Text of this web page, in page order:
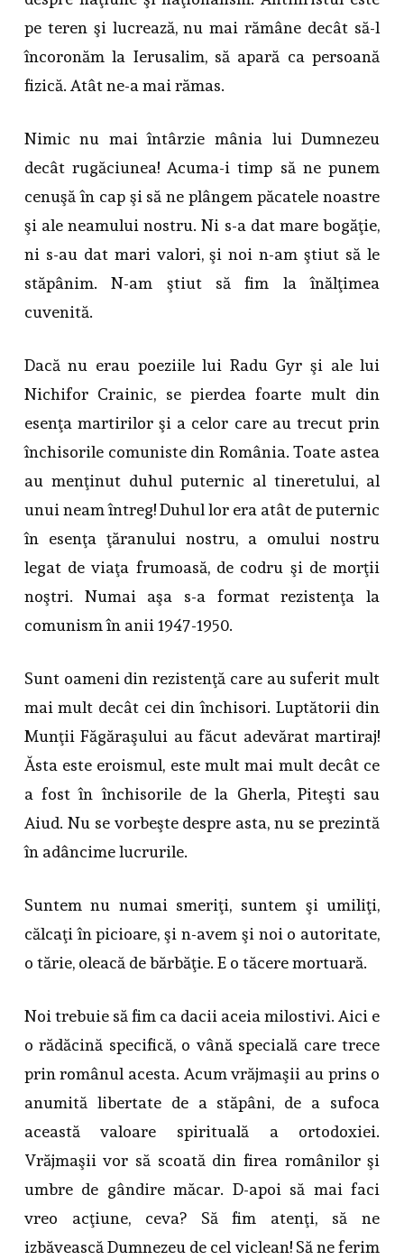
pe teren şi lucrează, nu mai rămâne decât să-l
încoronăm la Ierusalim, să apară ca persoană
fizică. Atât ne-a mai rămas.
Nimic nu mai întârzie mânia lui Dumnezeu
decât rugăciunea! Acuma-i timp să ne punem
cenuşă în cap şi să ne plângem păcatele noastre
şi ale neamului nostru. Ni s-a dat mare bogăţie,
ni s-au dat mari valori, şi noi n-am ştiut să le
stăpânim. N-am ştiut să fim la înălţimea
cuvenită.
Dacă nu erau poeziile lui Radu Gyr şi ale lui
Nichifor Crainic, se pierdea foarte mult din
esenţa martirilor şi a celor care au trecut prin
închisorile comuniste din România. Toate astea
au menţinut duhul puternic al tineretului, al
unui neam întreg! Duhul lor era atât de puternic
în esenţa ţăranului nostru, a omului nostru
legat de viaţa frumoasă, de codru şi de morţii
noştri. Numai aşa s-a format rezistenţa la
comunism în anii 1947-1950.
Sunt oameni din rezistenţă care au suferit mult
mai mult decât cei din închisori. Luptătorii din
Munţii Făgăraşului au făcut adevărat martiraj!
Ăsta este eroismul, este mult mai mult decât ce
a fost în închisorile de la Gherla, Piteşti sau
Aiud. Nu se vorbeşte despre asta, nu se prezintă
în adâncime lucrurile.
Suntem nu numai smeriţi, suntem şi umiliţi,
călcaţi în picioare, şi n-avem şi noi o autoritate,
o tărie, oleacă de bărbăţie. E o tăcere mortuară.
Noi trebuie să fim ca dacii aceia milostivi. Aici e
o rădăcină specifică, o vână specială care trece
prin românul acesta. Acum vrăjmaşii au prins o
anumită libertate de a stăpâni, de a sufoca
această valoare spirituală a ortodoxiei.
Vrăjmaşii vor să scoată din firea românilor şi
umbre de gândire măcar. D-apoi să mai faci
vreo acţiune, ceva? Să fim atenţi, să ne
izbăvească Dumnezeu de cel viclean! Să ne ferim